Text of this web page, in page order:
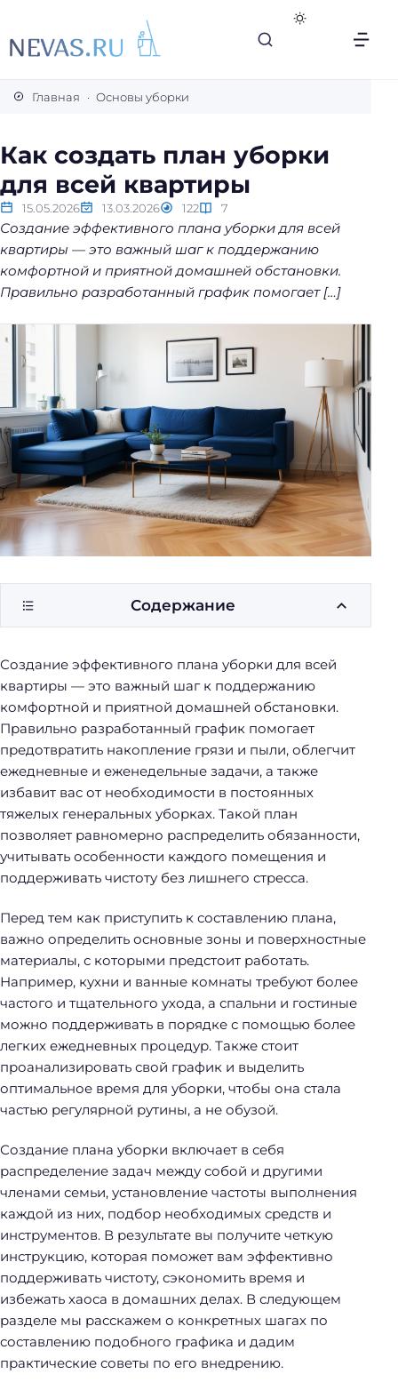
е
к
р
е
т
ы
л
у
б
о
р
к
Главная Основы уборки
Как создать план уборки
для всей квартиры
15.05.2026 13.03.2026 122 7
Создание эффективного плана уборки для всей
квартиры — это важный шаг к поддержанию
комфортной и приятной домашней обстановки.
Правильно разработанный график помогает […]
Создание эффективного плана уборки для всей
квартиры — это важный шаг к поддержанию
комфортной и приятной домашней обстановки.
Правильно разработанный график помогает
предотвратить накопление грязи и пыли, облегчит
ежедневные и еженедельные задачи, а также
избавит вас от необходимости в постоянных
тяжелых генеральных уборках. Такой план
позволяет равномерно распределить обязанности,
учитывать особенности каждого помещения и
поддерживать чистоту без лишнего стресса.
Перед тем как приступить к составлению плана,
важно определить основные зоны и поверхностные
материалы, с которыми предстоит работать.
Например, кухни и ванные комнаты требуют более
частого и тщательного ухода, а спальни и гостиные
можно поддерживать в порядке с помощью более
легких ежедневных процедур. Также стоит
проанализировать свой график и выделить
оптимальное время для уборки, чтобы она стала
частью регулярной рутины, а не обузой.
Создание плана уборки включает в себя
распределение задач между собой и другими
членами семьи, установление частоты выполнения
каждой из них, подбор необходимых средств и
инструментов. В результате вы получите четкую
инструкцию, которая поможет вам эффективно
поддерживать чистоту, сэкономить время и
избежать хаоса в домашних делах. В следующем
разделе мы расскажем о конкретных шагах по
составлению подобного графика и дадим
практические советы по его внедрению.
Содержание